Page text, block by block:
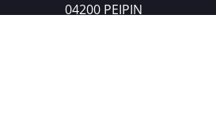
04200 PEIPIN